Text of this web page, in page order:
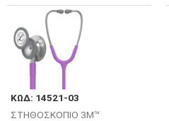
ΚΩΔ: 14521-03
ΣΤΗΘΟΣΚΟΠΙΟ 3M™